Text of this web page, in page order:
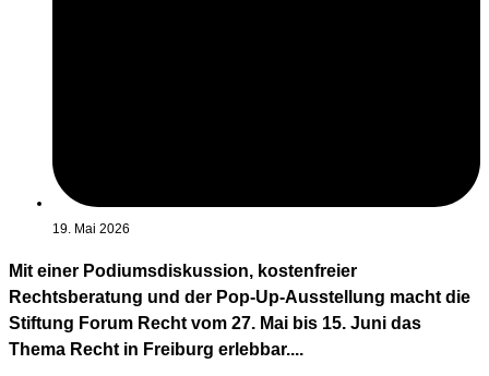
19. Mai 2026
Mit einer Podiumsdiskussion, kostenfreier
Rechtsberatung und der Pop-Up-Ausstellung macht die
Stiftung Forum Recht vom 27. Mai bis 15. Juni das
Thema Recht in Freiburg erlebbar....